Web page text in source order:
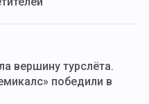
вершину турслёта.
победили в